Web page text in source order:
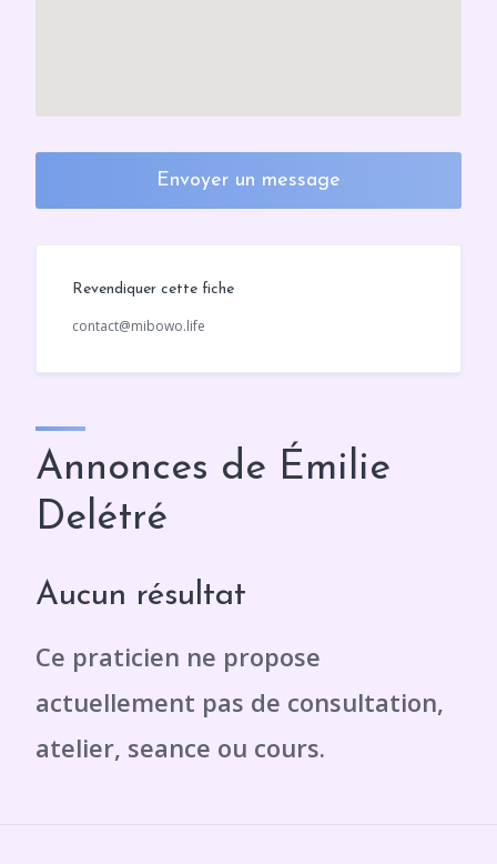
Envoyer un message
Revendiquer cette fiche
contact@mibowo.life
Annonces de Émilie
Delétré
Aucun résultat